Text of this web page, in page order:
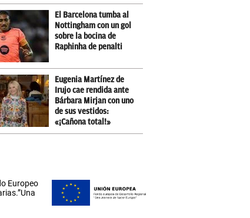
El Barcelona tumba al
Nottingham con un gol
sobre la bocina de
Raphinha de penalti
Eugenia Martínez de
Irujo cae rendida ante
Bárbara Mirjan con uno
de sus vestidos:
«¡Cañona total!»
Europeo